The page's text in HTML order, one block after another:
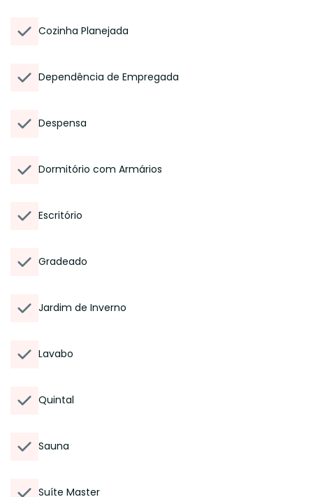
Cozinha Planejada
Dependência de Empregada
Despensa
Dormitório com Armários
Escritório
Gradeado
Jardim de Inverno
Lavabo
Quintal
Sauna
Suíte Master